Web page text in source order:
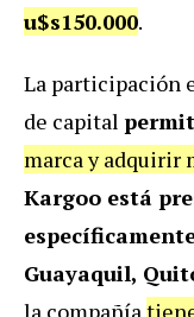
u$s150.000.
La participación
de capital
marca y adquirir
Kargoo está
Guayaquil,